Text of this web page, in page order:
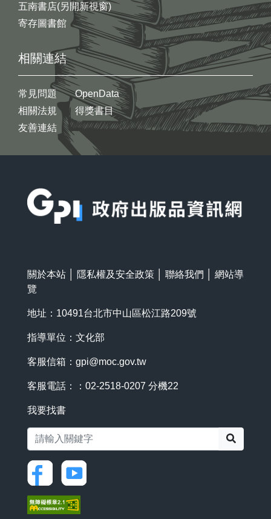
五南書店(另開新視窗)
寄存圖書館
相關連結
常見問題
相關法規
友善連結
OpenData
得獎書目
關於本站 隱私權及安全政策 聯絡我們
網站導
覽
地址：10491台北市中山區松江路209號
指導單位：文化部
客服信箱： gpi@moc.gov.tw
客服電話：：02-2518-0207 分機22
我要找書